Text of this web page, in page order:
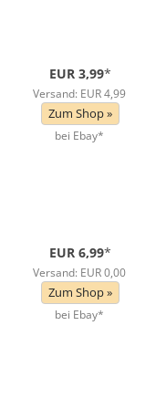
EUR 3,99*
Versand: EUR 4,99
Zum Shop »
bei Ebay*
EUR 6,99*
Versand: EUR 0,00
Zum Shop »
bei Ebay*